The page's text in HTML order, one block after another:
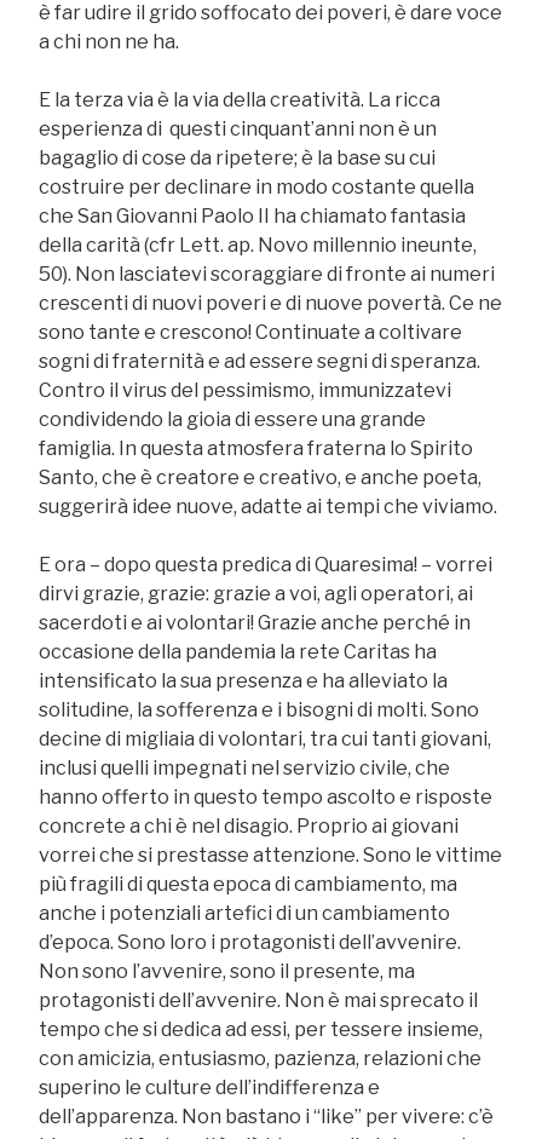
è far udire il grido soffocato dei poveri, è dare voce
a chi non ne ha.
E la terza via è la via della creatività. La ricca
esperienza di questi cinquant’anni non è un
bagaglio di cose da ripetere; è la base su cui
costruire per declinare in modo costante quella
che San Giovanni Paolo II ha chiamato fantasia
della carità (cfr Lett. ap. Novo millennio ineunte,
50). Non lasciatevi scoraggiare di fronte ai numeri
crescenti di nuovi poveri e di nuove povertà. Ce ne
sono tante e crescono! Continuate a coltivare
sogni di fraternità e ad essere segni di speranza.
Contro il virus del pessimismo, immunizzatevi
condividendo la gioia di essere una grande
famiglia. In questa atmosfera fraterna lo Spirito
Santo, che è creatore e creativo, e anche poeta,
suggerirà idee nuove, adatte ai tempi che viviamo.
E ora – dopo questa predica di Quaresima! – vorrei
dirvi grazie, grazie: grazie a voi, agli operatori, ai
sacerdoti e ai volontari! Grazie anche perché in
occasione della pandemia la rete Caritas ha
intensificato la sua presenza e ha alleviato la
solitudine, la sofferenza e i bisogni di molti. Sono
decine di migliaia di volontari, tra cui tanti giovani,
inclusi quelli impegnati nel servizio civile, che
hanno offerto in questo tempo ascolto e risposte
concrete a chi è nel disagio. Proprio ai giovani
vorrei che si prestasse attenzione. Sono le vittime
più fragili di questa epoca di cambiamento, ma
anche i potenziali artefici di un cambiamento
d’epoca. Sono loro i protagonisti dell’avvenire.
Non sono l’avvenire, sono il presente, ma
protagonisti dell’avvenire. Non è mai sprecato il
tempo che si dedica ad essi, per tessere insieme,
con amicizia, entusiasmo, pazienza, relazioni che
superino le culture dell’indifferenza e
dell’apparenza. Non bastano i “like” per vivere: c’è